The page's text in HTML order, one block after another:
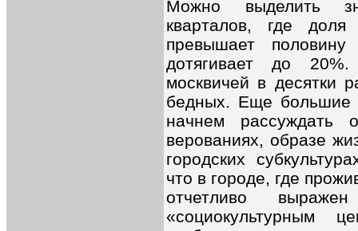
Можно выделить
кварталов, где
превышает
дотягивает до
москвичей в десятки
бедных. Еще большие
начнем
верованиях, образе
городских
что в городе, где
отчетливо
«социокультурным